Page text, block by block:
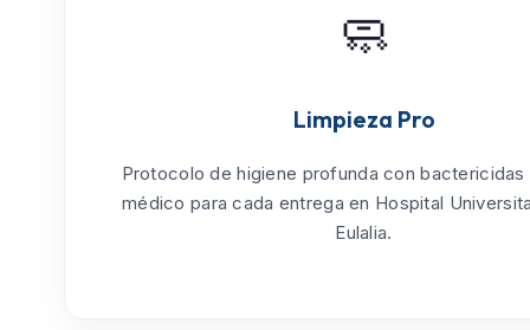
🧼
Limpieza Pro
Protocolo dehigiene profunda con bactericidas
médico para cada entrega en Hospital
Eulalia.